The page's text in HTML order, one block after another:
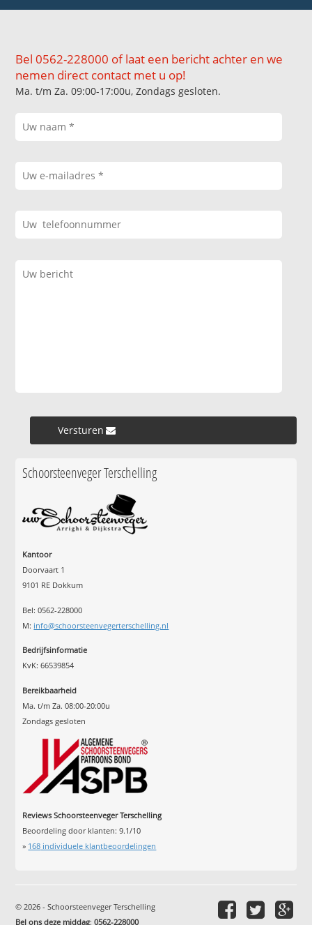
Bel 0562-228000 of laat een bericht achter en we
nemen direct contact met u op!
Ma. t/m Za. 09:00-17:00u, Zondags gesloten.
Versturen »
Schoorsteenveger Terschelling
Kantoor
Doorvaart 1
9101 RE Dokkum
Bel: 0562-228000
M: info@schoorsteenvegerterschelling.nl
Bedrijfsinformatie
KvK: 66539854
Bereikbaarheid
Ma. t/m Za. 08:00-20:00u
Zondags gesloten
Reviews Schoorsteenveger Terschelling
Beoordeling door klanten:9.1/10
» 168 individuele klantbeoordelingen
© 2026 - Schoorsteenveger Terschelling
Bel ons deze middag:0562-228000